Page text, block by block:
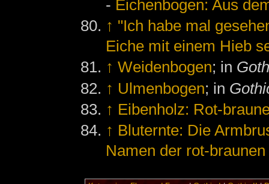
- Eichenbogen: Aus
↑ "Ich habe mal
Eiche mit einem Hieb
↑ Weidenbogen; in
↑ Ulmenbogen; in
↑ Eibenholz: Rot-
↑ Bluternte: Die
Namen der rot-